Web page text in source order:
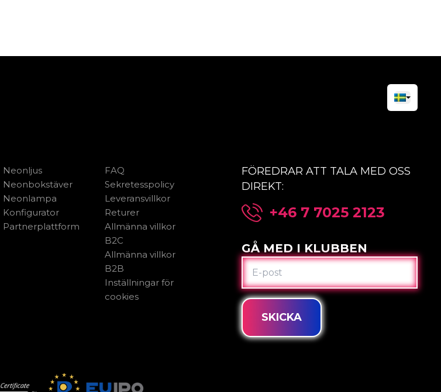
Neonljus
Neonbokstäver
Neonlampa
Konfigurator
Partnerplattform
FAQ
Sekretesspolicy
Leveransvillkor
Returer
Allmänna villkor
B2C
Allmänna villkor
B2B
Inställningar för
cookies
FÖREDRAR ATT TALA MED OSS
DIREKT:
+46 7 7025 2123
GÅ MED I KLUBBEN
E-
POST
SKICKA